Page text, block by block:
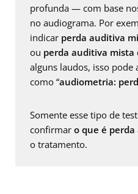
profunda — com base
no audiograma. Por
indicar perda auditiva
ou perda auditiva mista
alguns laudos, isso
como “audiometria:
Somente esse tipo de
confirmar o que é
o tratamento.